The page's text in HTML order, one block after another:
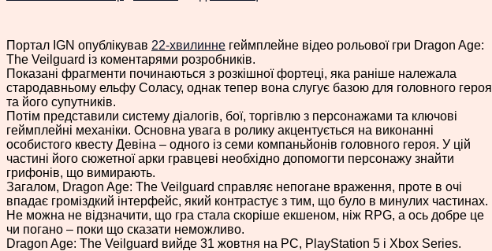
Портал IGN опублікував 22-хвилинне геймплейне відео рольової гри Dragon Age:
The Veilguard із коментарями розробників.
Показані фрагменти починаються з розкішної фортеці, яка раніше належала
стародавньому ельфу Соласу, однак тепер вона слугує базою для головного героя
та його супутників.
Потім представили систему діалогів, бої, торгівлю з персонажами та ключові
геймплейні механіки. Основна увага в ролику акцентується на виконанні
особистого квесту Девіна – одного із семи компаньйонів головного героя. У цій
частині його сюжетної арки гравцеві необхідно допомогти персонажу знайти
грифонів, що вимирають.
Загалом, Dragon Age: The Veilguard справляє непогане враження, проте в очі
впадає громіздкий інтерфейс, який контрастує з тим, що було в минулих частинах.
Не можна не відзначити, що гра стала скоріше екшеном, ніж RPG, а ось добре це
чи погано – поки що сказати неможливо.
Dragon Age: The Veilguard вийде 31 жовтня на PC, PlayStation 5 і Xbox Series.